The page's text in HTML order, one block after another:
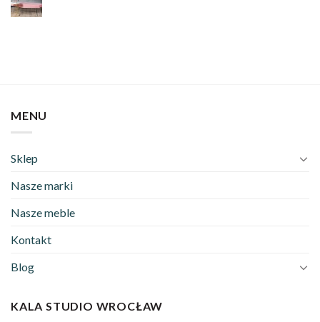
MENU
Sklep
Nasze marki
Nasze meble
Kontakt
Blog
KALA STUDIO WROCŁAW